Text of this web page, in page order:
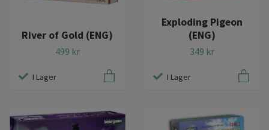
River of Gold (ENG)
499 kr
I Lager
Exploding Pigeon
(ENG)
349 kr
I Lager